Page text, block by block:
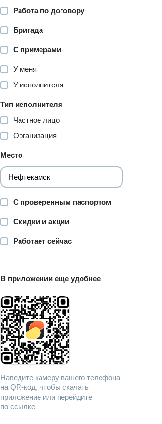
Работа по договору
Бригада
С примерами
У меня
У исполнителя
Тип исполнителя
Частное лицо
Организация
Место
С проверенным паспортом
Скидки и акции
Работает сейчас
В приложении еще удобнее
Наведите камеру вашего телефона
на QR-код, чтобы скачать
приложение или перейдите
по ссылке